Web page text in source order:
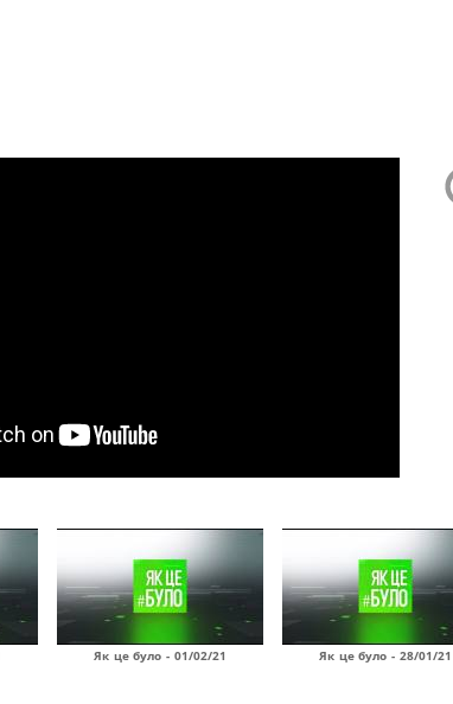
Як це було - 01/02/21 Як це було - 28/01/21